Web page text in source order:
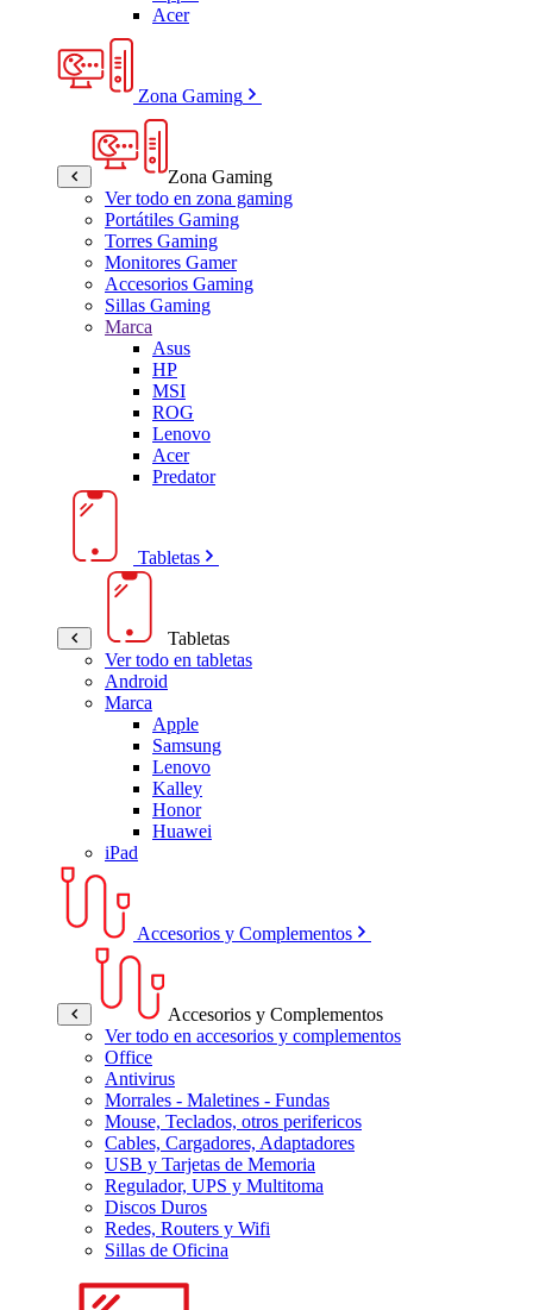
Acer
Zona Gaming
Zona Gaming
Ver todo en zona gaming
Portátiles Gaming
Torres Gaming
Monitores Gamer
Accesorios Gaming
Sillas Gaming
Marca
Asus
HP
MSI
ROG
Lenovo
Acer
Predator
Tabletas
Tabletas
Ver todo en tabletas
Android
Marca
Apple
Samsung
Lenovo
Kalley
Honor
Huawei
iPad
Accesorios y Complementos
Accesorios y Complementos
Ver todo en accesorios y complementos
Office
Antivirus
Morrales - Maletines - Fundas
Mouse, Teclados, otros perifericos
Cables, Cargadores, Adaptadores
USB y Tarjetas de Memoria
Regulador, UPS y Multitoma
Discos Duros
Redes, Routers y Wifi
Sillas de Oficina